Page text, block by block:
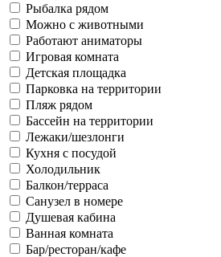
Рыбалка рядом
Можно с животными
Работают аниматоры
Игровая комната
Детская площадка
Парковка на территории
Пляж рядом
Бассейн на территории
Лежаки/шезлонги
Кухня с посудой
Холодильник
Балкон/терраса
Санузел в номере
Душевая кабина
Ванная комната
Бар/ресторан/кафе